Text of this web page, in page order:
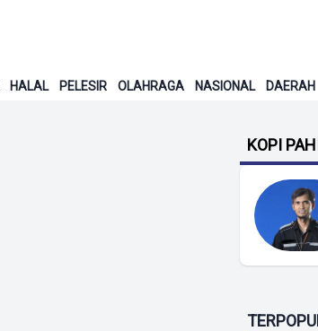
HALAL PELESIR OLAHRAGA NASIONAL DAERAH
KOPI